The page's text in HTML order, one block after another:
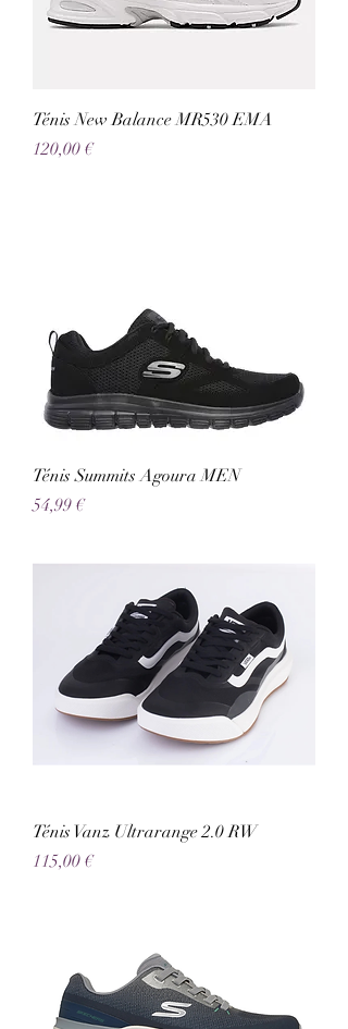
Ténis New Balance MR530 EMA
Preço
120,00 €
Ténis Summits Agoura MEN
Preço
54,99 €
Ténis Vanz Ultrarange 2.0 RW
Preço
115,00 €